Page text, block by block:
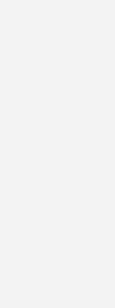
Bis
viel
wie
Firma
Wind- und
Service für